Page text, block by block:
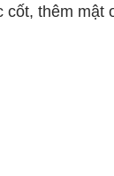
thêm mật